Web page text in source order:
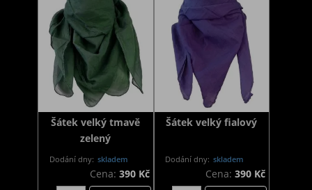
Šátek velký tmavě
zelený
Dodání dny: skladem
Cena: 390 Kč
Šátek velký fialový
Dodání dny: skladem
Cena:390 Kč